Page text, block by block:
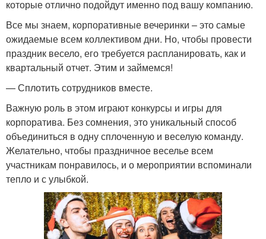
которые отлично подойдут именно под вашу компанию.
Все мы знаем, корпоративные вечеринки – это самые
ожидаемые всем коллективом дни. Но, чтобы провести
праздник весело, его требуется распланировать, как и
квартальный отчет. Этим и займемся!
— Сплотить сотрудников вместе.
Важную роль в этом играют конкурсы и игры для
корпоратива. Без сомнения, это уникальный способ
объединиться в одну сплоченную и веселую команду.
Желательно, чтобы праздничное веселье всем
участникам понравилось, и о мероприятии вспоминали
тепло и с улыбкой.